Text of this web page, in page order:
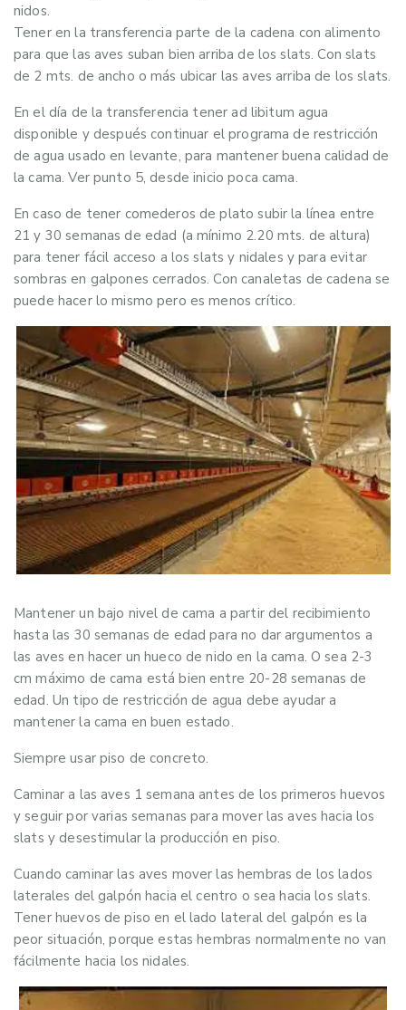
nidos.
Tener en la transferencia parte de la cadena con alimento
para que las aves suban bien arriba de los slats. Con slats
de 2 mts. de ancho o más ubicar las aves arriba de los slats.
En el día de la transferencia tener ad libitum agua
disponible y después continuar el programa de restricción
de agua usado en levante, para mantener buena calidad de
la cama. Ver punto 5, desde inicio poca cama.
En caso de tener comederos de plato subir la línea entre
21 y 30 semanas de edad (a mínimo 2.20 mts. de altura)
para tener fácil acceso a los slats y nidales y para evitar
sombras en galpones cerrados. Con canaletas de cadena se
puede hacer lo mismo pero es menos crítico.
Mantener un bajo nivel de cama a partir del recibimiento
hasta las 30 semanas de edad para no dar argumentos a
las aves en hacer un hueco de nido en la cama. O sea 2-3
cm máximo de cama está bien entre 20-28 semanas de
edad. Un tipo de restricción de agua debe ayudar a
mantener la cama en buen estado.
Siempre usar piso de concreto.
Caminar a las aves 1 semana antes de los primeros huevos
y seguir por varias semanas para mover las aves hacia los
slats y desestimular la producción en piso.
Cuando caminar las aves mover las hembras de los lados
laterales del galpón hacia el centro o sea hacia los slats.
Tener huevos de piso en el lado lateral del galpón es la
peor situación, porque estas hembras normalmente no van
fácilmente hacia los nidales.